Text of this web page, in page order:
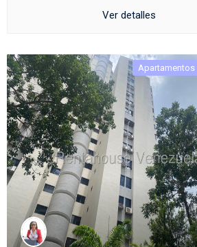
Ver detalles
Apartamentos